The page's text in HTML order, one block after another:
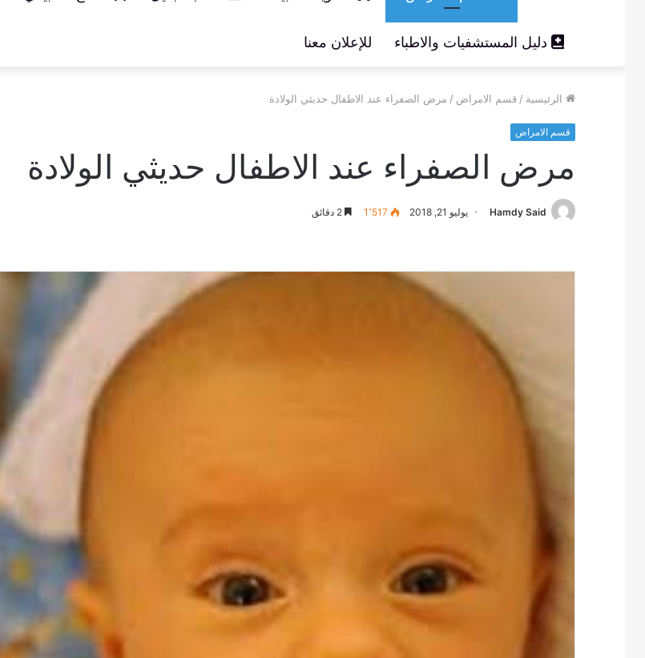
دليل المستشفيات والاطباء للإعلان معنا
الرئيسية / قسم الامراض / مرض الصفراء عند الاطفال حديثي الولادة
قسم الامراض
مرض الصفراء عند الاطفال حديثي الولادة
Hamdy Said يوليو 21, 2018 1٬517